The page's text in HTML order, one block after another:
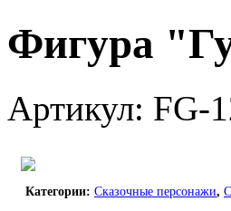
Фигура
Артикул: FG-
Категории: Сказочные персонажи,